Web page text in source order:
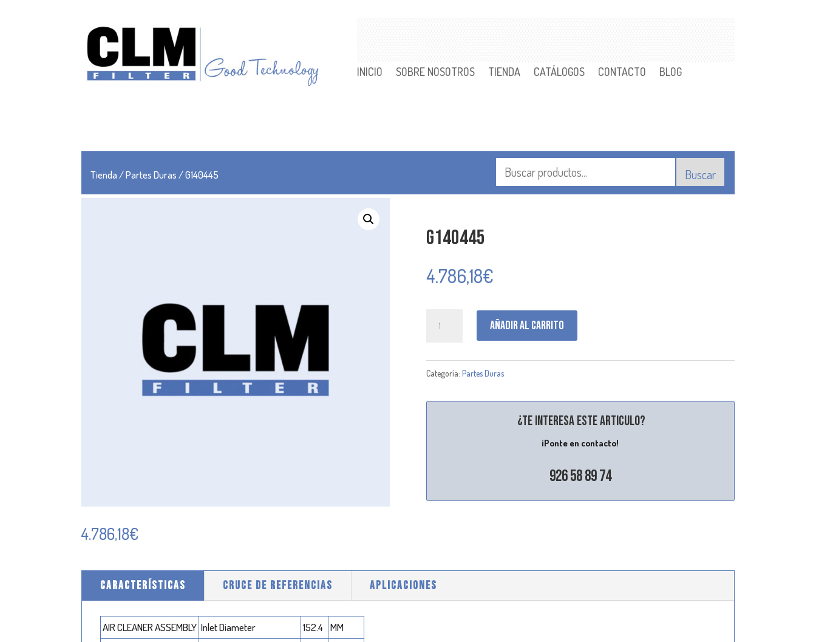
INICIO SOBRE NOSOTROS TIENDA CATÁLOGOS CONTACTO BLOG
Tienda/Partes Duras/ G140445 Buscar
4.786,18€
G140445
4.786,18€
Añadir al carrito
Categoría: Partes Duras
¿Te interesa este articulo?
¡Ponte en contacto!
926 58 89 74
CARACTERÍSTICAS CRUCE DE REFERENCIAS APLICACIONES
AIR CLEANER ASSEMBLY Inlet Diameter 152.4 MM